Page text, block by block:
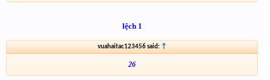
lệch 1
vuahaitac123456 said: ↑
26